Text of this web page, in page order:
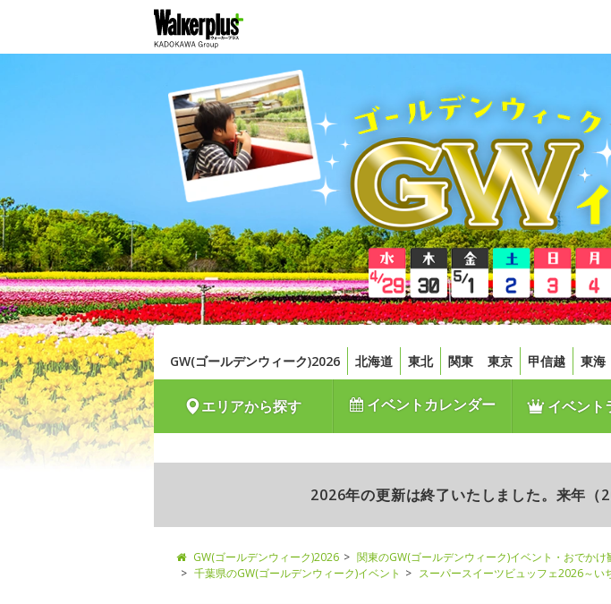
GW(ゴールデンウィーク)2026 北海道 東北 関東 東京 甲信越 東海
エリアから探す イベントカレンダー イベント
2026年の更新は終了いたしました。来年（
GW(ゴールデンウィーク)2026 関東のGW(ゴールデンウィーク)イベント・おでかけ
千葉県のGW(ゴールデンウィーク)イベント
スーパースイーツビュッフェ2026～い